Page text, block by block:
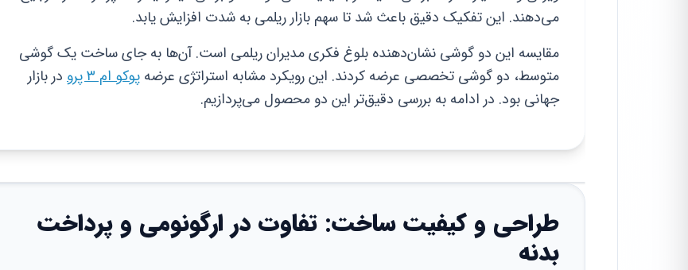
می‌دهند. این تفکیک دقیق باعث شد تا سهم بازار ریلمی به شدت افزایش یابد.
مقایسه این دو گوشی نشان‌دهنده بلوغ فکری مدیران ریلمی است. آن‌ها به جای ساخت یک گوشی
متوسط، دو گوشی تخصصی عرضه کردند. این رویکرد مشابه استراتژی عرضه پوکو ام ۳ پرو
در بازار
جهانی بود. در ادامه به بررسی دقیق‌تر این دو محصول می‌پردازیم.
طراحی و کیفیت ساخت: تفاوت در ارگونومی و پرداخت
بدنه